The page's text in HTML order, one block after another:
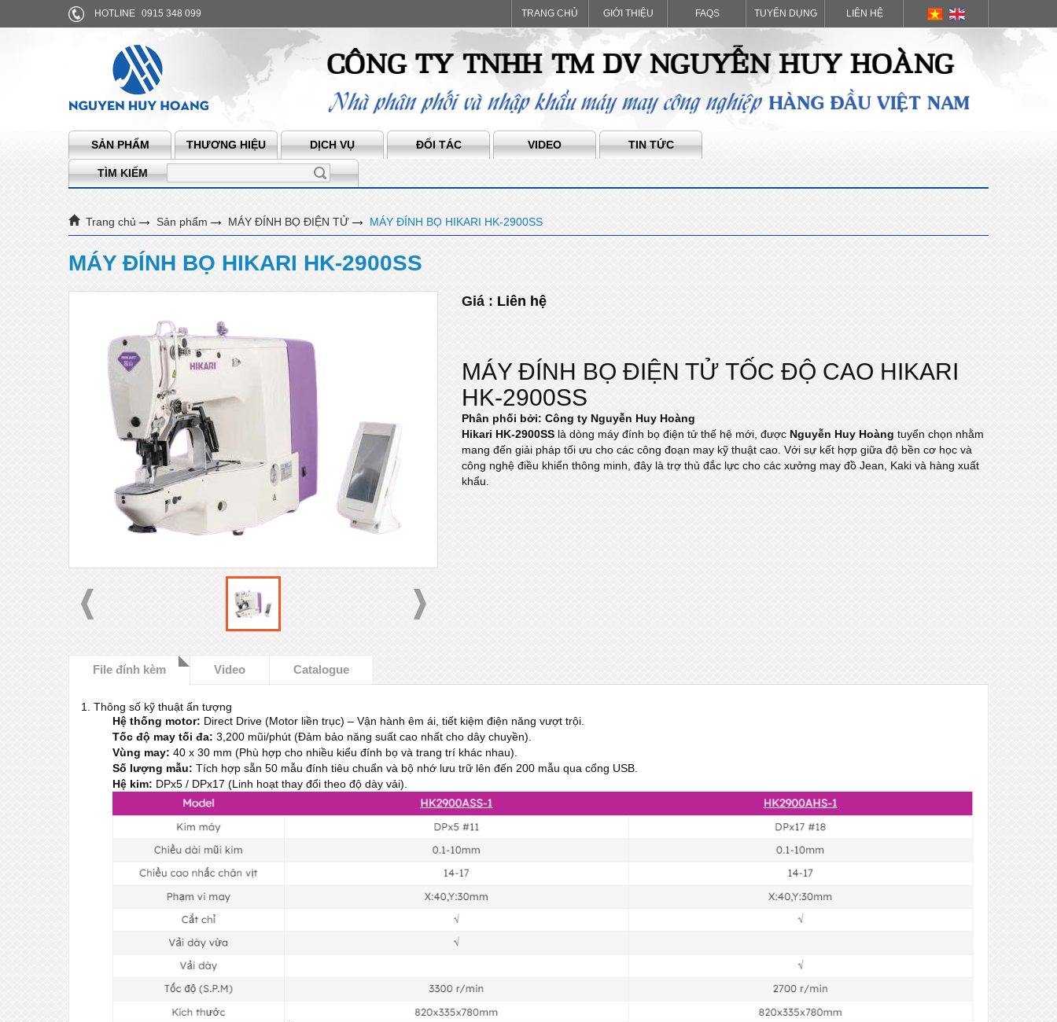
HOTLINE 0915 348 099 TRANG CHỦ GIỚI THIỆU FAQS TUYỂN DỤNG LIÊN HỆ
SẢN PHẨM THƯƠNG HIỆU DỊCH VỤ ĐỐI TÁC VIDEO TIN TỨC
TÌM KIẾM
Trang chủ Sản phẩm MÁY ĐÍNH BỌ ĐIỆN TỬ MÁY ĐÍNH BỌ HIKARI HK-2900SS
MÁY ĐÍNH BỌ HIKARI HK-2900SS
Giá : Liên hệ
MÁY ĐÍNH BỌ ĐIỆN TỬ TỐC ĐỘ CAO HIKARI
HK-2900SS
Phân phối bởi: Công ty Nguyễn Huy Hoàng
Hikari HK-2900SS là dòng máy đính bọ điện tử thế hệ mới, được Nguyễn Huy Hoàng tuyển chọn nhằm
mang đến giải pháp tối ưu cho các công đoạn may kỹ thuật cao. Với sự kết hợp giữa độ bền cơ học và
công nghệ điều khiển thông minh, đây là trợ thủ đắc lực cho các xưởng may đồ Jean, Kaki và hàng xuất
khẩu.
File đính kèm Video Catalogue
1. Thông số kỹ thuật ấn tượng
Hệ thống motor: Direct Drive (Motor liền trục) – Vận hành êm ái, tiết kiệm điện năng vượt trội.
Tốc độ may tối đa: 3,200 mũi/phút (Đảm bảo năng suất cao nhất cho dây chuyền).
Vùng may: 40 x 30 mm (Phù hợp cho nhiều kiểu đính bọ và trang trí khác nhau).
Số lượng mẫu: Tích hợp sẵn 50 mẫu đính tiêu chuẩn và bộ nhớ lưu trữ lên đến 200 mẫu qua cổng USB.
Hệ kim: DPx5 / DPx17 (Linh hoạt thay đổi theo độ dày vải).